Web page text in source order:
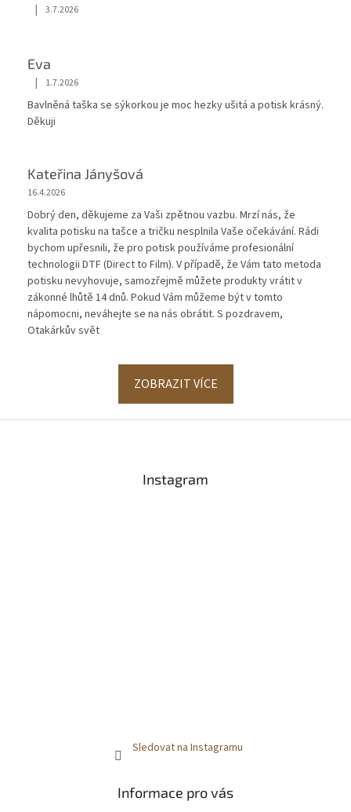
Hodnocení obchodu je 5 z 5 hvězdiček.
| 3.7.2026
Eva
Hodnocení obchodu je 5 z 5 hvězdiček.
| 1.7.2026
Bavlněná taška se sýkorkou je moc hezky ušitá a potisk krásný.
Děkuji
Kateřina Jányšová
16.4.2026
Dobrý den, děkujeme za Vaši zpětnou vazbu. Mrzí nás, že
kvalita potisku na tašce a tričku nesplnila Vaše očekávání. Rádi
bychom upřesnili, že pro potisk používáme profesionální
technologii DTF (Direct to Film). V případě, že Vám tato metoda
potisku nevyhovuje, samozřejmě můžete produkty vrátit v
zákonné lhůtě 14 dnů. Pokud Vám můžeme být v tomto
nápomocni, neváhejte se na nás obrátit. S pozdravem,
Otakárkův svět
ZOBRAZIT VÍCE
Instagram
Sledovat na Instagramu
Informace pro vás